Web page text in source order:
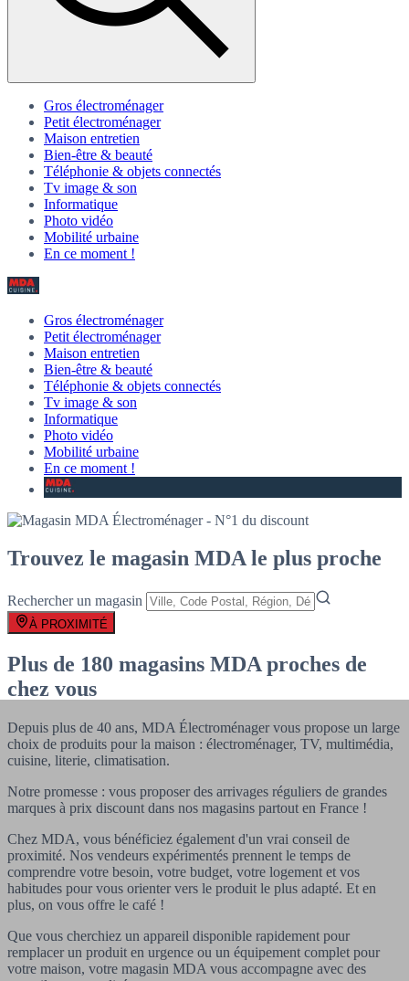
Gros électroménager
Petit électroménager
Maison entretien
Bien-être & beauté
Téléphonie & objets connectés
Tv image & son
Informatique
Photo vidéo
Mobilité urbaine
En ce moment !
Gros électroménager
Petit électroménager
Maison entretien
Bien-être & beauté
Téléphonie & objets connectés
Tv image & son
Informatique
Photo vidéo
Mobilité urbaine
En ce moment !
Trouvez le magasin MDA le plus proche
Rechercher un magasin
À PROXIMITÉ
Plus de 180 magasins MDA proches de
chez vous
Depuis plus de 40 ans, MDA Électroménager vous propose un large
choix de produits pour la maison : électroménager, TV, multimédia,
cuisine, literie, climatisation.
Notre promesse : vous proposer des arrivages réguliers de grandes
marques à prix discount dans nos magasins partout en France !
Chez MDA, vous bénéficiez également d'un vrai conseil de
proximité. Nos vendeurs expérimentés prennent le temps de
comprendre votre besoin, votre budget, votre logement et vos
habitudes pour vous orienter vers le produit le plus adapté. Et en
plus, on vous offre le café !
Que vous cherchiez un appareil disponible rapidement pour
remplacer un produit en urgence ou un équipement complet pour
votre maison, votre magasin MDA vous accompagne avec des